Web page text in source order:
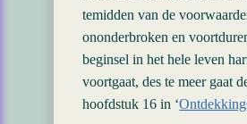
temidden van de
ononderbroken en
beginsel in het hele leven
voortgaat, des te meer gaat
hoofdstuk 16 in ‘